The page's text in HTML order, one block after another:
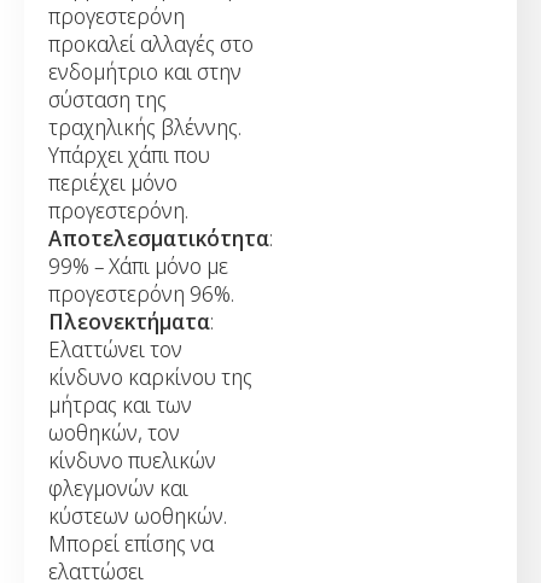
προγεστερόνη
προκαλεί αλλαγές στο
ενδομήτριο και στην
σύσταση της
τραχηλικής βλέννης.
Υπάρχει χάπι που
περιέχει μόνο
προγεστερόνη.
Αποτελεσματικότητα:
99% – Χάπι μόνο με
προγεστερόνη 96%.
Πλεονεκτήματα:
Ελαττώνει τον
κίνδυνο καρκίνου της
μήτρας και των
ωοθηκών, τον
κίνδυνο πυελικών
φλεγμονών και
κύστεων ωοθηκών.
Μπορεί επίσης να
ελαττώσει